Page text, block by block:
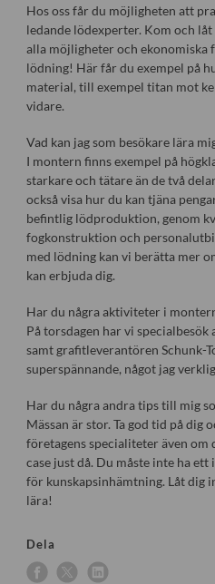
Hos oss får du möjligheten att
ledande lödexperter. Kom och
alla möjligheter och ekonomiska
lödning! Här får du exempel på
material, till exempel titan mot
vidare.
Vad kan jag som besökare lära
I montern finns exempel på
starkare och tätare än de två
också visa hur du kan tjäna
befintlig lödproduktion, genom
fogkonstruktion och
med lödning kan vi berätta mer
kan erbjuda dig.
Har du några aktiviteter i
På torsdagen har vi
samt grafitleverantören Schunk-
superspännande, något jag
Har du några andra tips till mig
Mässan är stor. Ta god tid på dig
företagens specialiteter även om
case just då. Du måste inte ha
för kunskapsinhämtning. Låt dig
lära!
Dela